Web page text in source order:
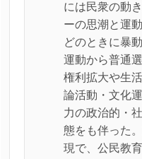
には民衆の動
ーの思潮と運
どのときに暴
運動から普通
権利拡大や生
論活動・文化
力の政治的・
態をも伴った
現で、公民教